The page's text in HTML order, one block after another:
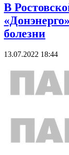
В
болезни
13.07.2022 18:44